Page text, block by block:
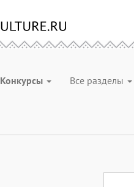
Конкурсы Все разделы